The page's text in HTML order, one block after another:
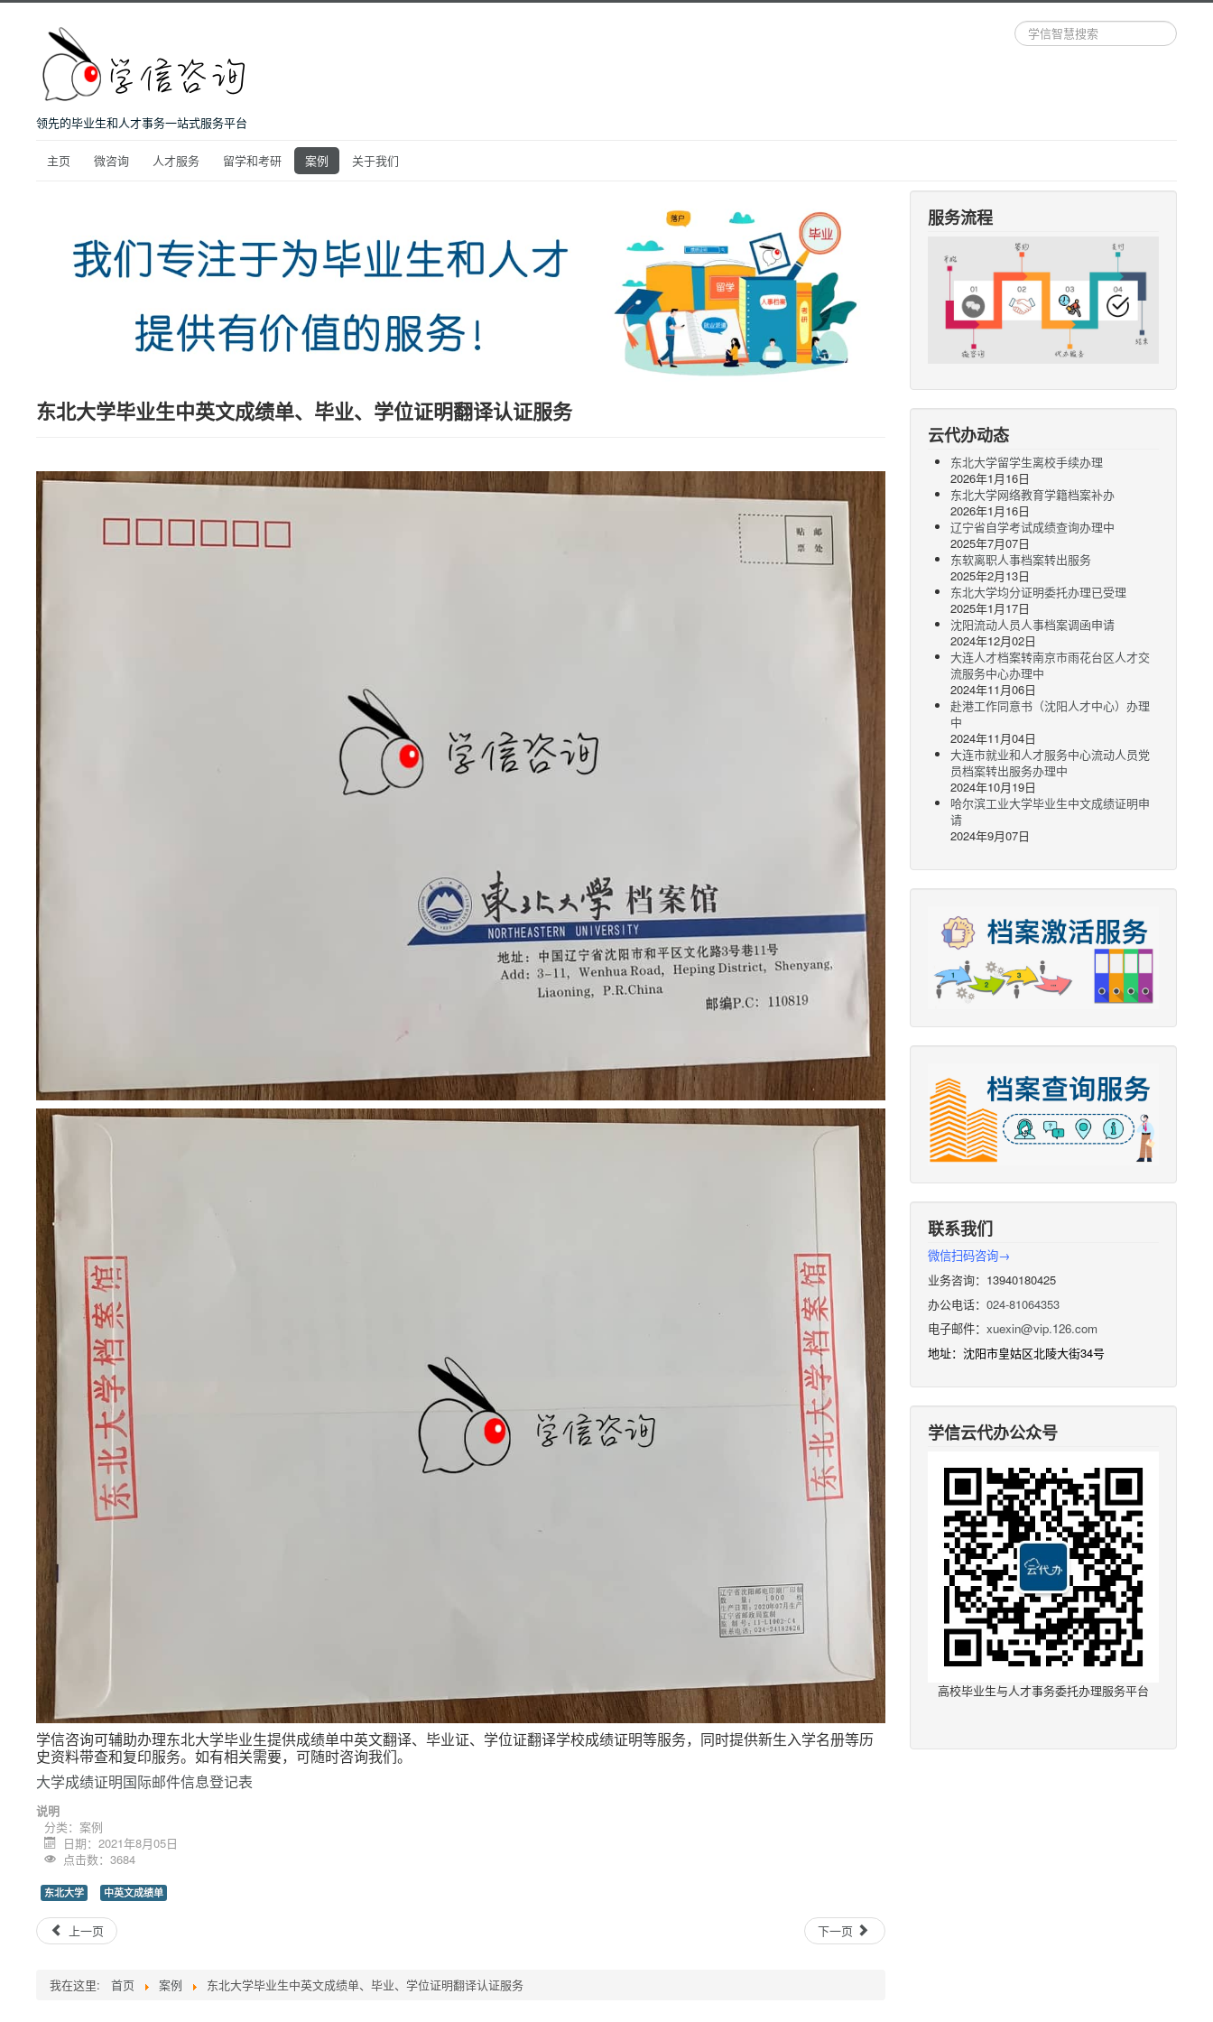
领先的毕业生和人才事务一站式服务平台
站
内
主页 微咨询 人才服务 留学和考研 案例 关于我们
东北大学毕业生中英文成绩单、毕业、学位证明翻译认证服务
学信咨询可辅助办理东北大学毕业生提供成绩单中英文翻译、毕业证、学位证翻译学校成绩证明等服务，同时提供新生入学名册等历
史资料带查和复印服务。如有相关需要，可随时咨询我们。
大学成绩证明国际邮件信息登记表
说明
分类： 案例
日期：2021年8月05日
点击数：3684
东北大学 中英文成绩单
上一页 下一页
我在这里: 首页 案例 东北大学毕业生中英文成绩单、毕业、学位证明翻译认证服务
服务流程
云代办动态
东北大学留学生离校手续办理
2026年1月16日
东北大学网络教育学籍档案补办
2026年1月16日
辽宁省自学考试成绩查询办理中
2025年7月07日
东软离职人事档案转出服务
2025年2月13日
东北大学均分证明委托办理已受理
2025年1月17日
沈阳流动人员人事档案调函申请
2024年12月02日
大连人才档案转南京市雨花台区人才交
流服务中心办理中
2024年11月06日
赴港工作同意书（沈阳人才中心）办理
中
2024年11月04日
大连市就业和人才服务中心流动人员党
员档案转出服务办理中
2024年10月19日
哈尔滨工业大学毕业生中文成绩证明申
请
2024年9月07日
联系我们
微信扫码咨询→
业务咨询：13940180425
办公电话：024-81064353
电子邮件：xuexin@vip.126.com
地址：沈阳市皇姑区北陵大街34号
学信云代办公众号
高校毕业生与人才事务委托办理服务平台